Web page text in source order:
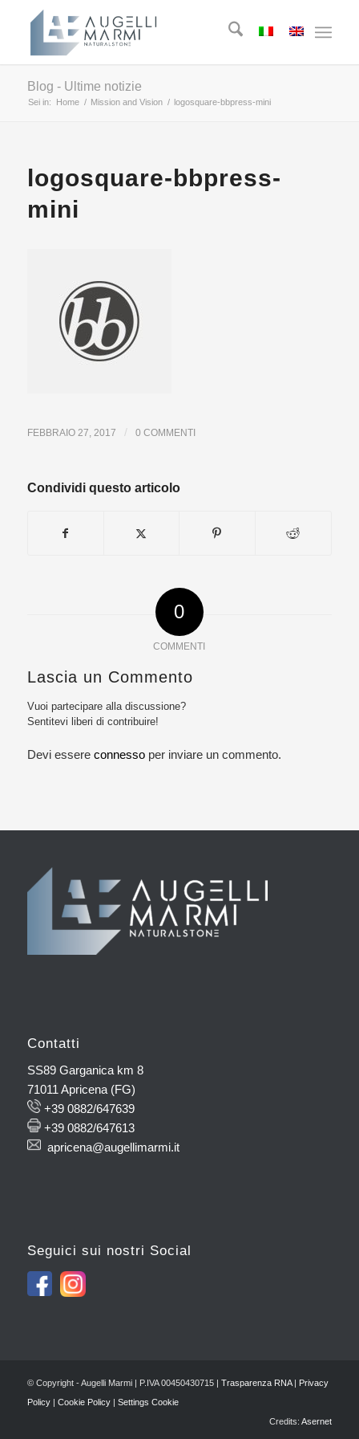
Blog - Ultime notizie
Sei in: Home / Mission and Vision / logosquare-bbpress-mini
logosquare-bbpress-
mini
FEBBRAIO 27, 2017 / 0 COMMENTI
Condividi questo articolo
0
COMMENTI
Lascia un Commento
Vuoi partecipare alla discussione?
Sentitevi liberi di contribuire!
Devi essere connessoper inviare un commento.
Contatti
SS89 Garganica km 8
71011 Apricena (FG)
+39 0882/647639
+39 0882/647613
apricena@augellimarmi.it
Seguici sui nostri Social
© Copyright - Augelli Marmi | P.IVA 00450430715 | Trasparenza RNA|
Privacy
Policy| Cookie Policy| Settings Cookie
Credits:Asernet